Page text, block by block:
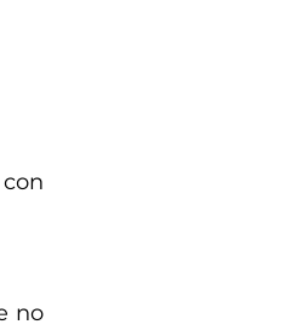
no